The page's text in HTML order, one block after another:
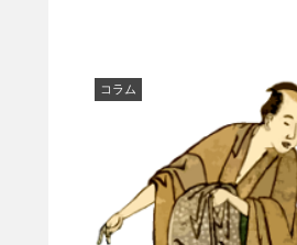
コラム